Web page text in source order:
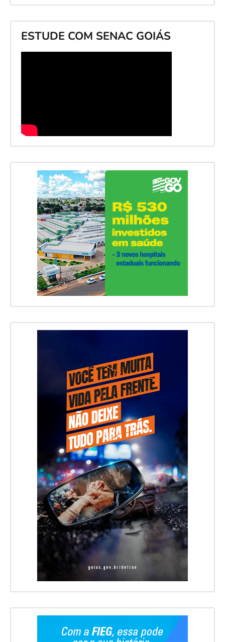
ESTUDE COM SENAC GOIÁS